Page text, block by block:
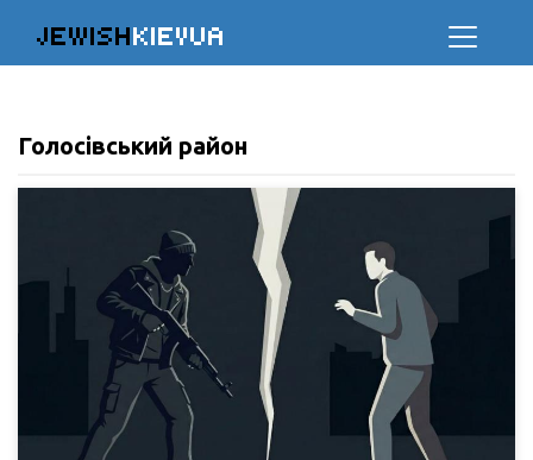
JEWISHKIEVUA
Голосівський район